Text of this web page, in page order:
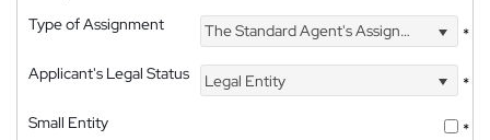
Type of Assignment The Standard Agent's Assignment
*
Applicant's Legal Status
Legal Entity
*
Small Entity
*